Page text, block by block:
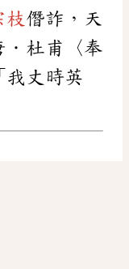
枝 僭詐，天
．杜甫〈奉
我丈時英